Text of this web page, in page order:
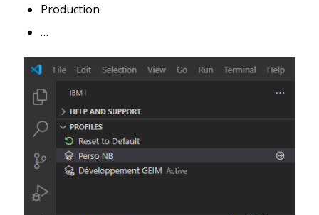
Production
…